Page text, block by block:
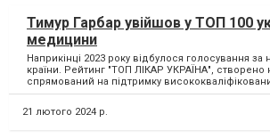
Тимур Гарбар увійшов у ТОП 100
медицини
Наприкінці 2023 року відбулося голосування за
країни. Рейтинг "ТОП ЛІКАР УКРАЇНА",
спрямований на підтримку
21 лютого 2024 р.